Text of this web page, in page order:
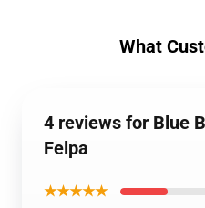
What
4 reviews for Blue
Felpa
★★★★★